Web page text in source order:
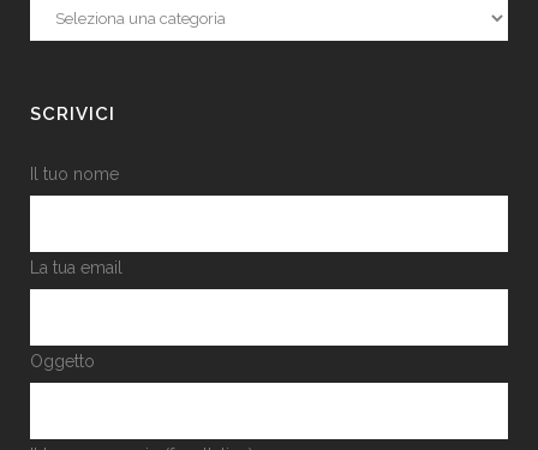
Categorie
SCRIVICI
Il tuo nome
La tua email
Oggetto